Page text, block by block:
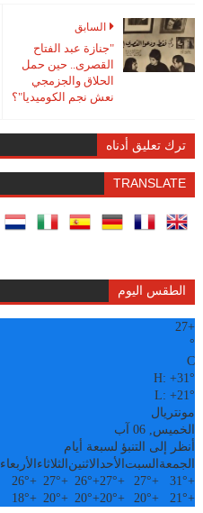
السابق
"جنازة عبد الفتاح
القصرى.. حين حمل
الحلاق والجزمجي
نعش نجم الكوميديا"؟
ترك تعليق أدناه
TRANSLATE
الطقس اليوم
+
27
°
C
H:+31°
L:+21°
مونتريال
الخميس, 06 آب
أنظر إلى التنبؤ لسبعة أيام
الجمعة السبت الأحدالاثنين الثلاثاء الأربعاء
+
31°
+
27°
+
27°
+
26°
+
27°
+
26°
+
21°
+
20°
+
20°
+
20°
+
20°
+
18°